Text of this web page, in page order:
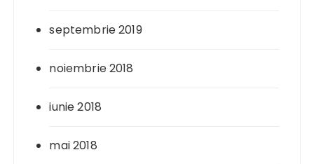
septembrie 2019
noiembrie 2018
iunie 2018
mai 2018